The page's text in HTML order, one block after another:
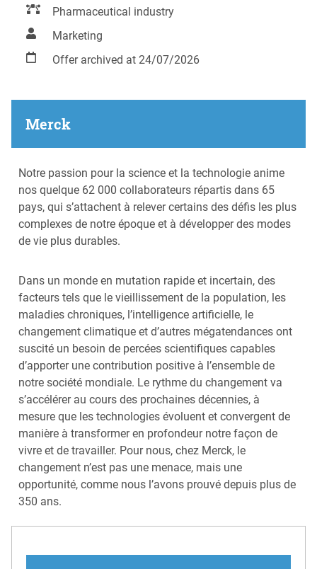
Pharmaceutical industry
Marketing
Offer archived at 24/07/2026
Merck
Notre passion pour la science et la technologie anime
nos quelque 62 000 collaborateurs répartis dans 65
pays, qui s’attachent à relever certains des défis les plus
complexes de notre époque et à développer des modes
de vie plus durables.
Dans un monde en mutation rapide et incertain, des
facteurs tels que le vieillissement de la population, les
maladies chroniques, l’intelligence artificielle, le
changement climatique et d’autres mégatendances ont
suscité un besoin de percées scientifiques capables
d’apporter une contribution positive à l’ensemble de
notre société mondiale. Le rythme du changement va
s’accélérer au cours des prochaines décennies, à
mesure que les technologies évoluent et convergent de
manière à transformer en profondeur notre façon de
vivre et de travailler. Pour nous, chez Merck, le
changement n’est pas une menace, mais une
opportunité, comme nous l’avons prouvé depuis plus de
350 ans.